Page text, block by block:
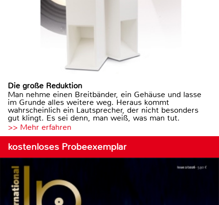
Die große Reduktion
Man nehme einen Breitbänder, ein Gehäuse und lasse
im Grunde alles weitere weg. Heraus kommt
wahrscheinlich ein Lautsprecher, der nicht besonders
gut klingt. Es sei denn, man weiß, was man tut.
>> Mehr erfahren
kostenloses Probeexemplar